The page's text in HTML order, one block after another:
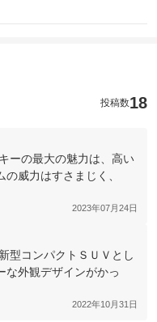
投稿数18
ーの最大の魅力は、高い
威力はすさまじく、
2023年07月24日
型コンパクトＳＵＶとし
な外観デザインがかっ
2022年10月31日